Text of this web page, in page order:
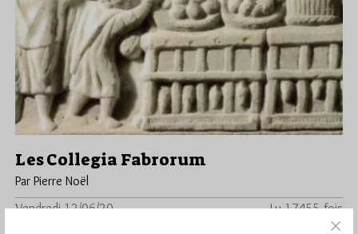
Les Collegia Fabrorum
Par Pierre Noël
Vendredi 12/06/20
Lu 17455 fois